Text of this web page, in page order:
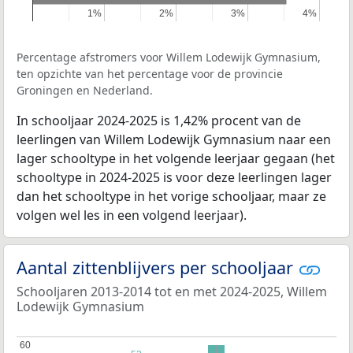
1%
1% 2%
2% 3%
3% 4%
4%
Percentage afstromers voor Willem Lodewijk Gymnasium,
ten opzichte van het percentage voor de provincie
Groningen en Nederland.
In schooljaar 2024-2025 is 1,42% procent van de
leerlingen van Willem Lodewijk Gymnasium naar een
lager schooltype in het volgende leerjaar gegaan (het
schooltype in 2024-2025 is voor deze leerlingen lager
dan het schooltype in het vorige schooljaar, maar ze
volgen wel les in een volgend leerjaar).
Aantal zittenblijvers per schooljaar
Schooljaren 2013-2014 tot en met 2024-2025, Willem
Lodewijk Gymnasium
60
60